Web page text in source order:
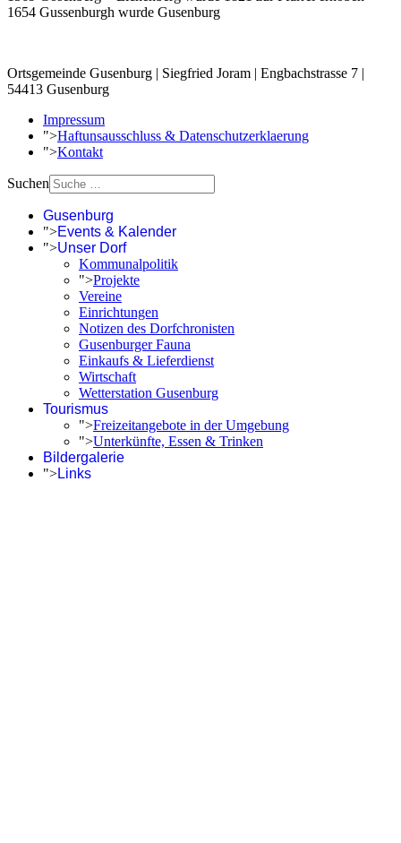
1654 Gussenburgh wurde Gusenburg
Ortsgemeinde Gusenburg | Siegfried Joram | Engbachstrasse 7 |
54413 Gusenburg
Impressum
">Haftunsausschluss & Datenschutzerklaerung
">Kontakt
Suchen
Gusenburg
">Events & Kalender
">Unser Dorf
Kommunalpolitik
">Projekte
Vereine
Einrichtungen
Notizen des Dorfchronisten
Gusenburger Fauna
Einkaufs & Lieferdienst
Wirtschaft
Wetterstation Gusenburg
Tourismus
">Freizeitangebote in der Umgebung
">Unterkünfte, Essen & Trinken
Bildergalerie
">Links